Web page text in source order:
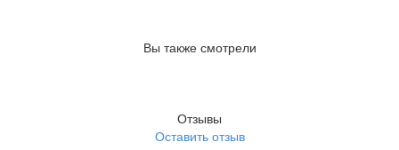
Вы также смотрели
Отзывы
Оставить отзыв